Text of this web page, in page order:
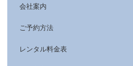
会社案内
ご予約方法
レンタル料金表